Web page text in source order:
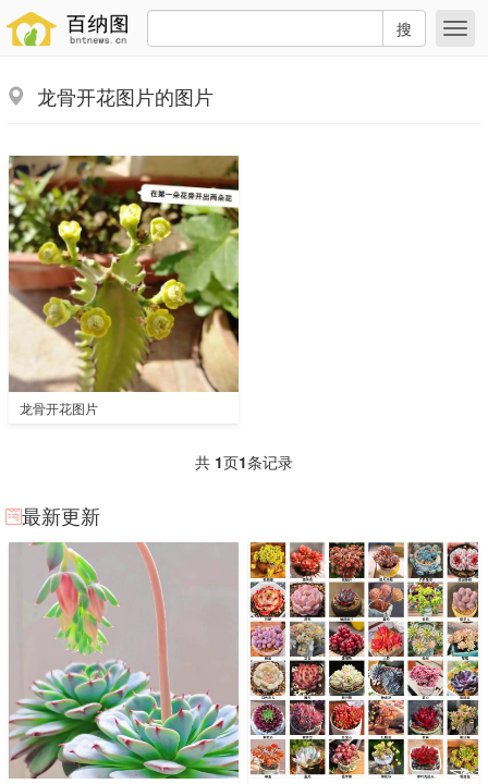
搜
龙骨开花图片的图片
龙骨开花图片
共 1页1条记录
最新更新